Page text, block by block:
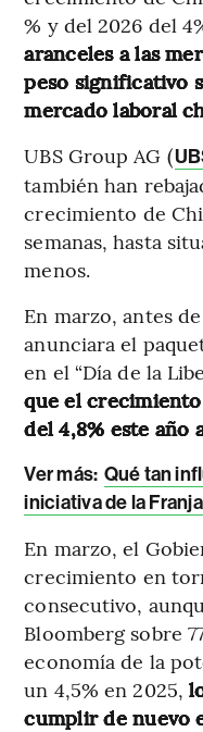
% y del 2026 del
aranceles a las
peso significativo
mercado laboral
UBS Group AG (
también han
crecimiento de
semanas, hasta
menos.
En marzo, antes
anunciara el
en el “Día de la
que el
del 4,8% este año
Ver más: Qué tan
iniciativa de la
En marzo, el
crecimiento en
consecutivo,
Bloomberg sobre
economía de la
un 4,5% en 2025,
cumplir de nuevo